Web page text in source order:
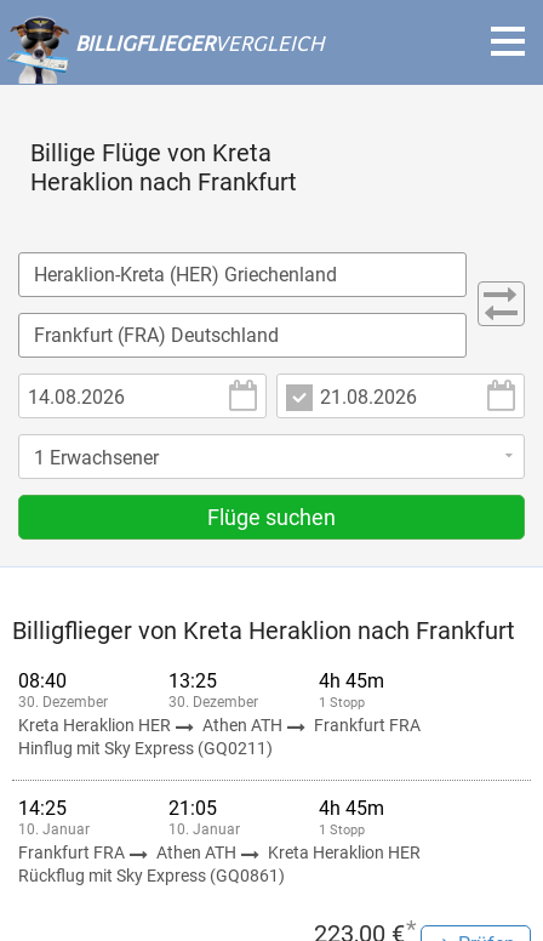
BILLIGFLIEGERVERGLEICH
Billige Flüge von Kreta
Heraklion nach Frankfurt
Flüge suchen
Billigflieger von Kreta Heraklion nach Frankfurt
08:40
30. Dezember
13:25
30. Dezember
4h 45m
1 Stopp
Kreta Heraklion HER Athen ATH
Frankfurt FRA
Hinflug mit Sky Express (GQ0211)
14:25
10. Januar
21:05
10. Januar
4h 45m
1 Stopp
Frankfurt FRA Athen ATH
Kreta Heraklion HER
Rückflug mit Sky Express (GQ0861)
223,00 €*